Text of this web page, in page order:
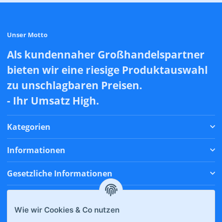
Unser Motto
Als kundennaher Großhandelspartner
bieten wir eine riesige Produktauswahl
zu unschlagbaren Preisen.
- Ihr Umsatz High.
Kategorien
Informationen
Gesetzliche Informationen
Wie wir Cookies & Co nutzen